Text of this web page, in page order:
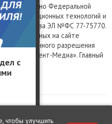
с
Федеральной
информационных технологий и
ЭЛ №ФС 77-75770.
размещенных на сайте
с письменного разрешения
«Президент-Медиа». Главный
чтобы улучшить